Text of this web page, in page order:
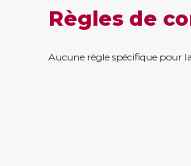
Règles de
Aucune règle spécifique pour